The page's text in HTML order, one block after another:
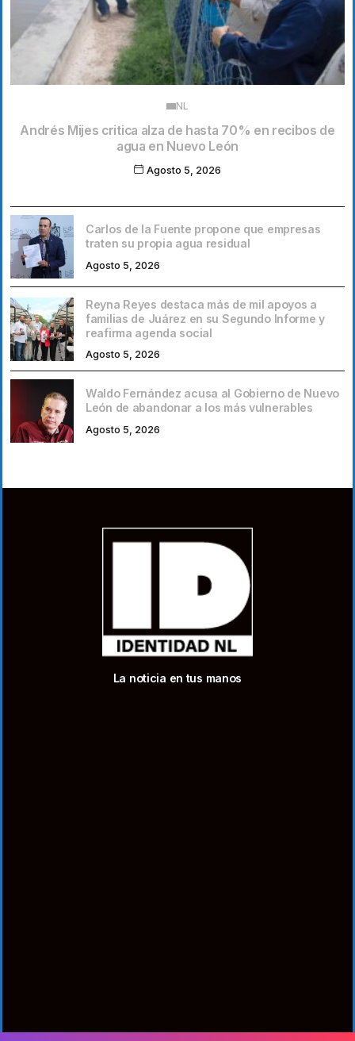
NL
Andrés Mijes critica alza de hasta 70% en recibos de
agua en Nuevo León
Agosto 5, 2026
Carlos de la Fuente propone que empresas
traten su propia agua residual
Agosto 5, 2026
Reyna Reyes destaca más de mil apoyos a
familias de Juárez en su Segundo Informe y
reafirma agenda social
Agosto 5, 2026
Waldo Fernández acusa al Gobierno de Nuevo
León de abandonar a los más vulnerables
Agosto 5, 2026
La noticia en tus manos